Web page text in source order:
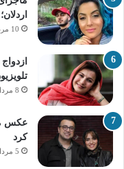
10 مرداد 1405
8 مرداد 1405
عکس
کرد
5 مرداد 1405